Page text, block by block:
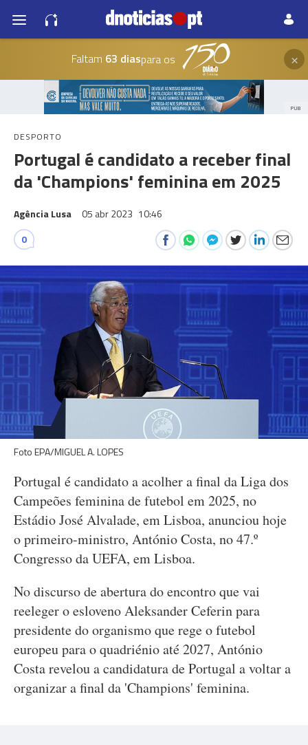
Faltam 63 diaspara os ×
PUB
DESPORTO
Portugal é candidato a receber final
da 'Champions' feminina em 2025
Agência Lusa 05 abr 2023 10:46
0
Foto EPA/MIGUEL A. LOPES
Portugal é candidato a acolher a final da Liga dos
Campeões feminina de futebol em 2025, no
Estádio José Alvalade, em Lisboa, anunciou hoje
o primeiro-ministro, António Costa, no 47.º
Congresso da UEFA, em Lisboa.
No discurso de abertura do encontro que vai
reeleger o esloveno Aleksander Ceferin para
presidente do organismo que rege o futebol
europeu para o quadriénio até 2027, António
Costa revelou a candidatura de Portugal a voltar a
organizar a final da 'Champions' feminina.